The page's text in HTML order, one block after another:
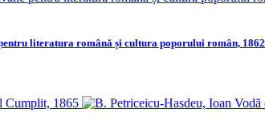
literatura română și cultura poporului român, 1862